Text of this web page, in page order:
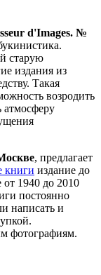
d'Images. №
старую
издания из
Такая
возродить
атмосферу
, предлагает
книги издание до
от 1940 до 2010
постоянно
написать и
фотографиям.